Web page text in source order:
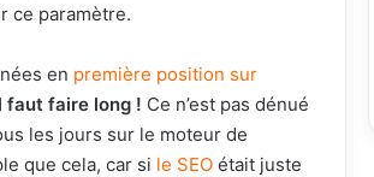
ce paramètre.
en première position sur
faut faire long ! Ce n’est pas dénué
les jours sur le moteur de
que cela, car si le SEOétait juste